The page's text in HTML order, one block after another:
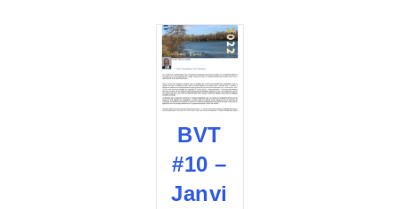
BVT
#10 –
Janvi